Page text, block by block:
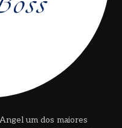
um dos maiores